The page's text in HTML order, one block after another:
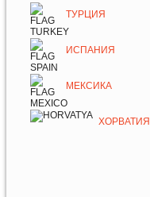
ТУРЦИЯ
ИСПАНИЯ
МЕКСИКА
ХОРВАТИЯ